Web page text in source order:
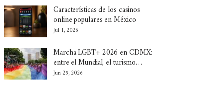
Características de los casinos
online populares en México
Jul 1, 2026
Marcha LGBT+ 2026 en CDMX:
entre el Mundial, el turismo…
Jun 25, 2026